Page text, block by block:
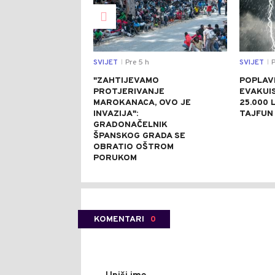
SVIJET Pre 5 h
"ZAHTIJEVAMO
PROTJERIVANJE
MAROKANACA, OVO JE
INVAZIJA":
GRADONAČELNIK
ŠPANSKOG GRADA SE
OBRATIO OŠTROM
PORUKOM
SVIJET
25.000
KOMENTARI 0